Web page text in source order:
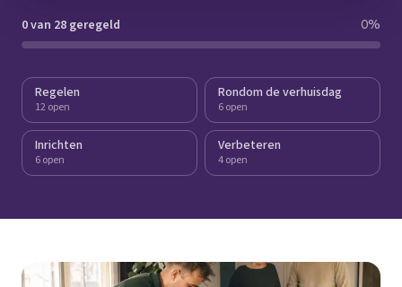
0 van 28 geregeld 0%
Regelen
12 open
Rondom de verhuisdag
6 open
Inrichten
6 open
Verbeteren
4 open